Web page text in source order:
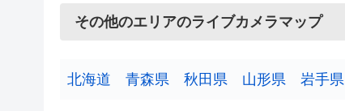
その他のエリアのライブカメラマップ
北海道 青森県 秋田県 山形県 岩手県